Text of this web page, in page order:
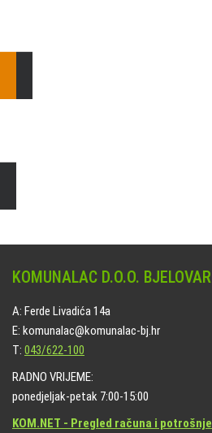
KOMUNALAC D.O.O. BJELOVAR
A: Ferde Livadića 14a
E: komunalac@komunalac-bj.hr
T: 043/622-100
RADNO VRIJEME:
ponedjeljak-petak 7:00-15:00
KOM.NET - Pregled računa i potrošnje